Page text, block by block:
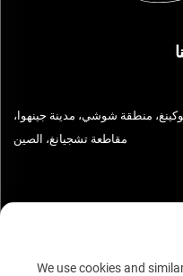
منطقة شوشي، مدينة جينهوا،
مقاطعة تشجيانغ، الصين
We use cookies and